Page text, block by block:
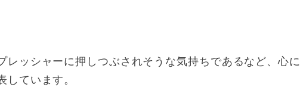
レッシャーに押しつぶされそうな気持ちであるなど、心に
しています。